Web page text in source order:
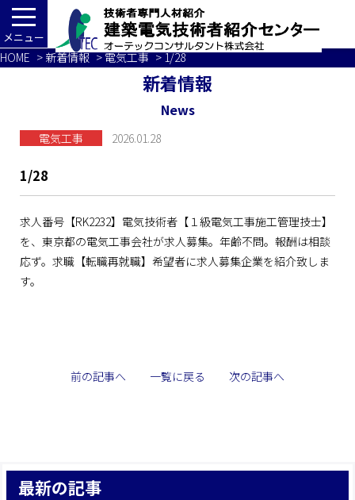
メニュー
HOME > 新着情報 >電気工事 > 1/28
新着情報
News
電気工事 2026.01.28
1/28
求人番号【RK2232】電気技術者【１級電気工事施工管理技士】
を、東京都の電気工事会社が求人募集。年齢不問。報酬は相談
応ず。求職【転職再就職】希望者に求人募集企業を紹介致しま
す。
前の記事へ 一覧に戻る 次の記事へ
最新の記事